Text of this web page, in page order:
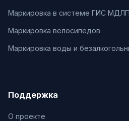
Маркировка в системе ГИС МДЛП
Маркировка велосипедов
Маркировка воды и
Поддержка
О проекте